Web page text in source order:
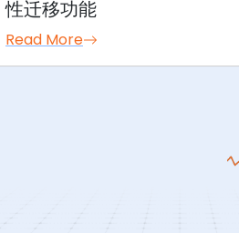
性迁移功能
Read More